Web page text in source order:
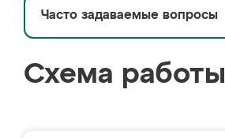
Часто задаваемые вопросы
Схема работы